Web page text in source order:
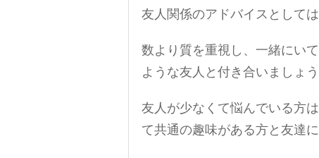
友人関係のアドバイスとして
数より質を重視し、一緒にい
ような友人と付き合いましょう
友人が少なくて悩んでいる方
て共通の趣味がある方と友達